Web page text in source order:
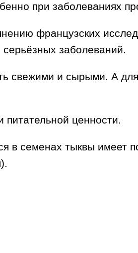
при заболеваниях
французских
заболеваний.
свежими и сырыми. А
ценности.
семенах тыквы имеет